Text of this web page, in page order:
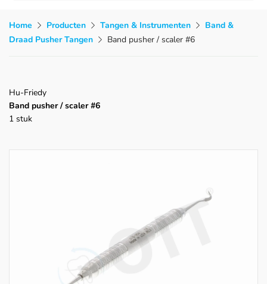
Home Producten Tangen & Instrumenten
Band &
Draad Pusher Tangen
Band pusher / scaler #6
Hu-Friedy
Band pusher / scaler #6
1 stuk